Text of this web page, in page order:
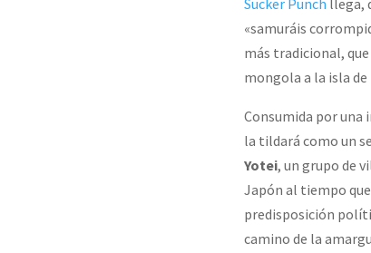
Sucker Punch llega,
«samuráis
más tradicional,
mongola a la isla de
Consumida por una
la tildará como un
Yotei, un grupo de
Japón al tiempo
predisposición
camino de la